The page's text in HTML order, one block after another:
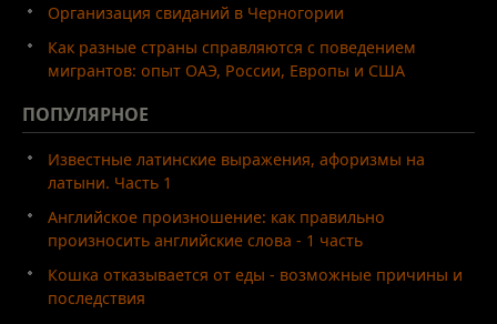
Организация свиданий в Черногории
Как разные страны справляются с поведением
мигрантов: опыт ОАЭ, России, Европы и США
ПОПУЛЯРНОЕ
Известные латинские выражения, афоризмы на
латыни. Часть 1
Английское произношение: как правильно
произносить английские слова - 1 часть
Кошка отказывается от еды - возможные причины и
последствия